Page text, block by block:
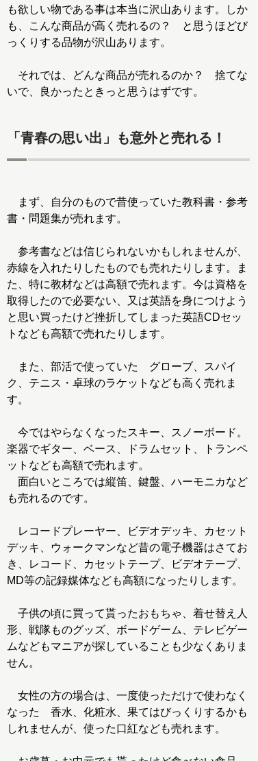
も欲しい物である事は本当に沢山あります。しか
も、こんな商品が高く売れるの？ と思うほどび
っくりする品物が沢山あります。
それでは、どんな商品が売れるのか？ 捨てな
いで、良かったときっと思うはずです。
「青春の思い出」も意外と売れる！
まず、自分のもので昔使っていた教科書・参考
書・問題集が売れます。
参考書などは信じられないかもしれませんが、
赤線を入れたりしたものでも売れたりします。ま
た、特に教材などは高額で売れます。今は資格を
取得したので必要ない、又は英語を身につけよう
と思い買ったけど挫折してしまった英語CDセッ
トなども高額で売れたりします。
また、部活で使っていた グローブ、スパイ
ク、テニス・卓球のラケットなども高く売れま
す。
今ではやらなくなったスキー、スノーボード。
楽器でギター、ベース、ドラムセット、トランペ
ットなども高額で売れます。
面白いところでは縦笛、鍵盤、ハーモニカなど
も売れるのです。
レコードプレーヤー、ビデオデッキ、カセット
デッキ、ウォークマンなど昔の電子機器はさてお
き、レコード、カセットテープ、ビデオテープ、
MD等の記録媒体なども高額になったりします。
子供の頃に買って貰ったおもちゃ、着せ替え人
形、戦隊ものグッズ、ボードゲーム、テレビゲー
ムなどもマニアが探していることも少なくありま
せん。
女性の方の場合は、一度使っただけで使わなく
なった 香水、化粧水、果てはびっくりするかも
しれませんが、使った口紅なども売れます。